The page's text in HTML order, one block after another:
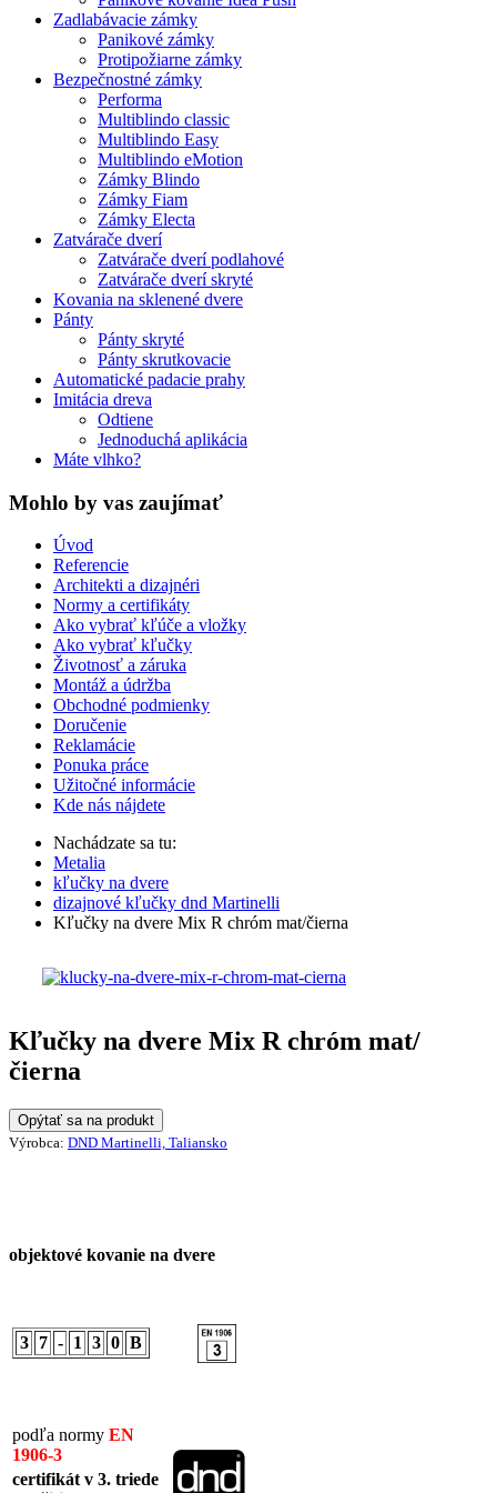
Zadlabávacie zámky
Panikové zámky
Protipožiarne zámky
Bezpečnostné zámky
Performa
Multiblindo classic
Multiblindo Easy
Multiblindo eMotion
Zámky Blindo
Zámky Fiam
Zámky Electa
Zatvárače dverí
Zatvárače dverí podlahové
Zatvárače dverí skryté
Kovania na sklenené dvere
Pánty
Pánty skryté
Pánty skrutkovacie
Automatické padacie prahy
Imitácia dreva
Odtiene
Jednoduchá aplikácia
Máte vlhko?
Mohlo by vas zaujímať
Úvod
Referencie
Architekti a dizajnéri
Normy a certifikáty
Ako vybrať kľúče a vložky
Ako vybrať kľučky
Životnosť a záruka
Montáž a údržba
Obchodné podmienky
Doručenie
Reklamácie
Ponuka práce
Užitočné informácie
Kde nás nájdete
Nachádzate sa tu:
Metalia
kľučky na dvere
dizajnové kľučky dnd Martinelli
Kľučky na dvere Mix R chróm mat/čierna
Kľučky na dvere Mix R chróm mat/
čierna
Opýtať sa na produkt
Výrobca: DND Martinelli, Taliansko
objektové kovanie na dvere
3 7 - 1 3 0 B
podľa normy EN
1906-3
certifikát v 3. triede